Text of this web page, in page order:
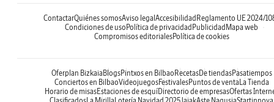
ContactarQuiénes somosAviso legal Accesibilidad Reglamento UE 2024/
Condiciones de uso Política de privacidad Publicidad Mapa web
Compromisos editorialesPolítica de cookies
Oferplan Bizkaia BlogsPintxos en Bilbao RecetasDe tiendasPasatiempos
Conciertos en BilbaoVideojuegosFestivalesPuntos de venta La Tienda
Horario de misasEstaciones de esquíDirectorio de empresasOfertas